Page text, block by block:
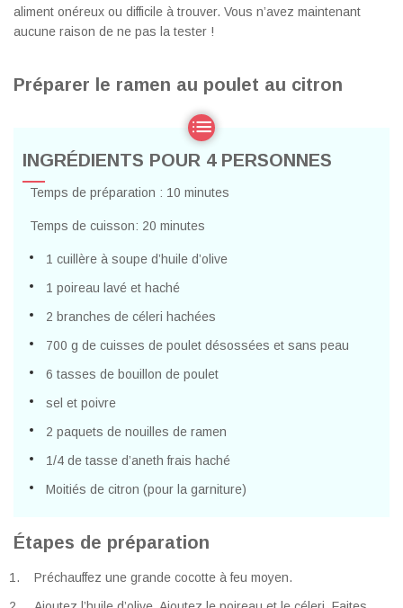
aliment onéreux ou difficile à trouver. Vous n’avez maintenant
aucune raison de ne pas la tester !
Préparer le ramen au poulet au citron
INGRÉDIENTS POUR 4 PERSONNES
Temps de préparation : 10 minutes
Temps de cuisson: 20 minutes
1 cuillère à soupe d’huile d’olive
1 poireau lavé et haché
2 branches de céleri hachées
700 g de cuisses de poulet désossées et sans peau
6 tasses de bouillon de poulet
sel et poivre
2 paquets de nouilles de ramen
1/4 de tasse d’aneth frais haché
Moitiés de citron (pour la garniture)
Étapes de préparation
Préchauffez une grande cocotte à feu moyen.